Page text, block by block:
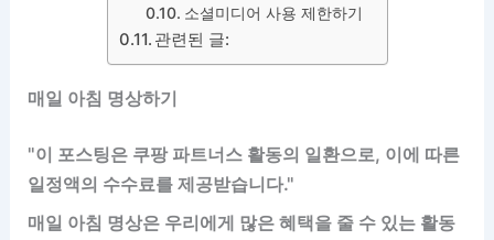
소셜미디어 사용 제한하기
관련된 글:
매일 아침 명상하기
"이 포스팅은 쿠팡 파트너스 활동의 일환으로, 이에 따른
일정액의 수수료를 제공받습니다."
매일 아침 명상은 우리에게 많은 혜택을 줄 수 있는 활동